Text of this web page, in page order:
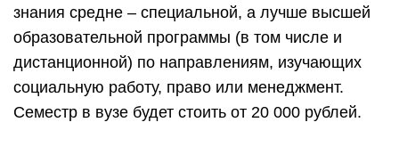
знания средне – специальной, а лучше высшей
образовательной программы (в том числе и
дистанционной) по направлениям, изучающих
социальную работу, право или менеджмент.
Семестр в вузе будет стоить от 20 000 рублей.